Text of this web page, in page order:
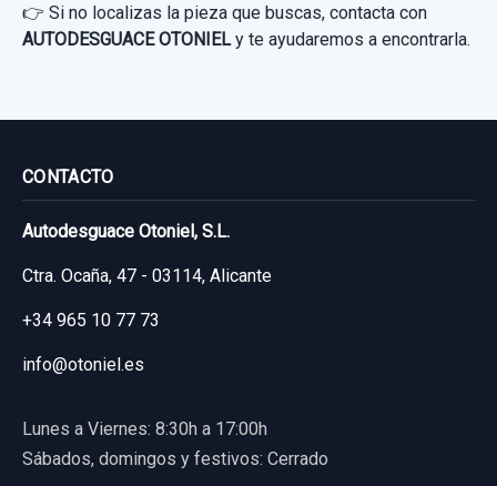
👉 Si no localizas la pieza que buscas, contacta con
AUTODESGUACE OTONIELy te ayudaremos a encontrarla.
CONTACTO
Autodesguace Otoniel, S.L.
Ctra. Ocaña, 47 - 03114, Alicante
+34 965 10 77 73
info@otoniel.es
Lunes a Viernes: 8:30h a 17:00h
Sábados, domingos y festivos: Cerrado